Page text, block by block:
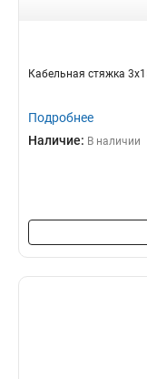
Кабельная стяжка
Подробнее
Наличие: В наличии